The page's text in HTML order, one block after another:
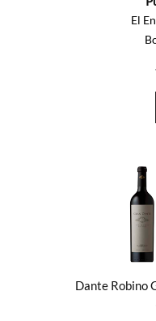
El
Dante Robino